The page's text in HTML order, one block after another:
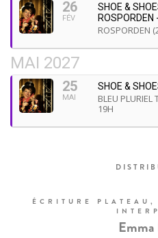
26
FÉV
SHOE &
ROSPORDEN
ROSPORDEN
MAI 2027
25
MAI
SHOE &
BLEU PLURIEL
19H
ÉCRITURE
Emma